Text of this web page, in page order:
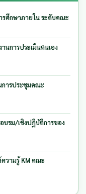
ศึกษาภายใน ระดับคณะ
นการประเมินตนเอง
ารประชุมคณะ
บรม/เชิงปฏิบัติการของ
วามรู้ KM คณะ